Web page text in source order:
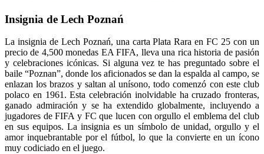
Insignia de Lech Poznań
La insignia de Lech Poznań, una carta Plata Rara en FC 25 con un
precio de 4,500 monedas EA FIFA, lleva una rica historia de pasión
y celebraciones icónicas. Si alguna vez te has preguntado sobre el
baile “Poznan”, donde los aficionados se dan la espalda al campo, se
enlazan los brazos y saltan al unísono, todo comenzó con este club
polaco en 1961. Esta celebración inolvidable ha cruzado fronteras,
ganado admiración y se ha extendido globalmente, incluyendo a
jugadores de FIFA y FC que lucen con orgullo el emblema del club
en sus equipos. La insignia es un símbolo de unidad, orgullo y el
amor inquebrantable por el fútbol, lo que la convierte en un ícono
muy codiciado en el juego.